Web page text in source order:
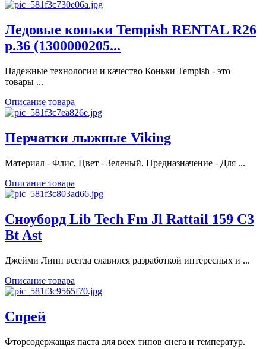
Ледовые коньки Tempish RENTAL R26
р.36 (1300000205...
Надежные технологии и качество Коньки Tempish - это
товары ...
Описание товара
Перчатки лыжные Viking
Материал - Флис, Цвет - Зеленый, Предназначение - Для ...
Описание товара
Сноуборд Lib Tech Fm Jl Rattail 159 C3
Bt Ast
Джейми Линн всегда славился разработкой интересных и ...
Описание товара
Спрей
Фторсодержащая паста для всех типов снега и температур.